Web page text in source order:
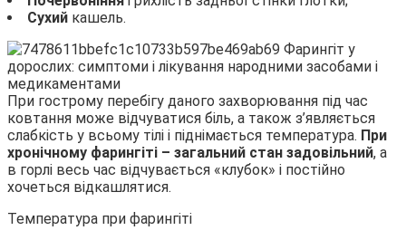
Сухий кашель.
При гострому перебігу даного захворювання під час
ковтання може відчуватися біль, а також з’являється
слабкість у всьому тілі і піднімається температура. При
хронічному фарингіті – загальний стан задовільний, а
в горлі весь час відчувається «клубок» і постійно
хочеться відкашлятися.
Температура при фарингіті